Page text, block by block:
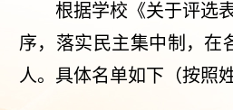
根据学校《关于评选
序，落实民主集中制，在
人。具体名单如下（按照